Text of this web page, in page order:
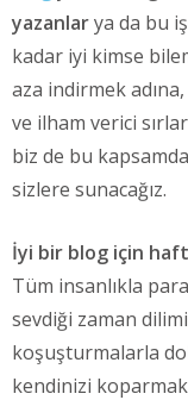
yazanlarya da bu
kadar iyi kimse
aza indirmek
ve ilham verici
biz de bu
sizlere sunacağız.
İyi bir blog için
Tüm insanlıkla
sevdiği zaman
koşuşturmalarla
kendinizi